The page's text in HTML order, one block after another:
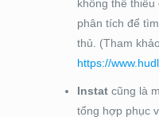
không thể thiếu
phân tích để
thủ. (Tham
https://
Instatcũng là
tổng hợp phục